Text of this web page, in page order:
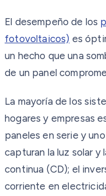
El desempeño de los
fotovoltaicos) es
un hecho que una
de un panel
La mayoría de los
hogares y empresas
paneles en serie y
capturan la luz solar
continua (CD); el
corriente en